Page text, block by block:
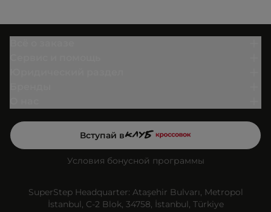
Вступай в
Условия бонусной программы
SuperStep Headquarter: Ataşehir Bulvarı, Metropol
İstanbul, C-2 Blok, 34758, İstanbul, Türkiye